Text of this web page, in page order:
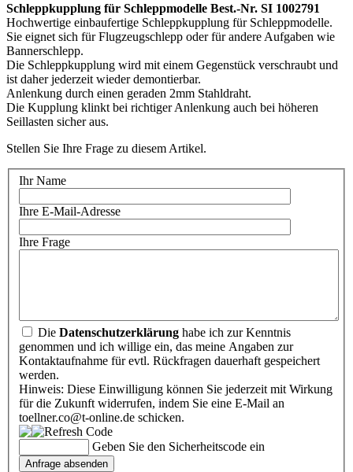
Schleppkupplung für Schleppmodelle Best.-Nr. SI 1002791
Hochwertige einbaufertige Schleppkupplung für Schleppmodelle.
Sie eignet sich für Flugzeugschlepp oder für andere Aufgaben wie
Bannerschlepp.
Die Schleppkupplung wird mit einem Gegenstück verschraubt und
ist daher jederzeit wieder demontierbar.
Anlenkung durch einen geraden 2mm Stahldraht.
Die Kupplung klinkt bei richtiger Anlenkung auch bei höheren
Seillasten sicher aus.
Stellen Sie Ihre Frage zu diesem Artikel.
Ihr Name
Ihre E-Mail-Adresse
Ihre Frage
Die Datenschutzerklärung habe ich zur Kenntnis
genommen und ich willige ein, das meine Angaben zur
Kontaktaufnahme für evtl. Rückfragen dauerhaft gespeichert
werden.
Hinweis: Diese Einwilligung können Sie jederzeit mit Wirkung
für die Zukunft widerrufen, indem Sie eine E-Mail an
toellner.co@t-online.de schicken.
Geben Sie den Sicherheitscode ein